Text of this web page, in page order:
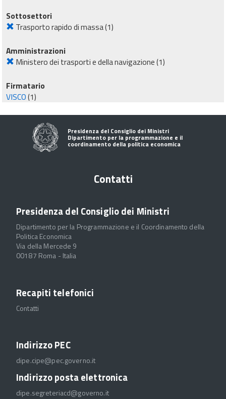
Sottosettori
Trasporto rapido di massa(1)
Amministrazioni
Ministero dei trasporti e della navigazione(1)
Firmatario
VISCO(1)
Presidenza del Consiglio dei Ministri
Dipartimento per la programmazione e il
coordinamento della politica economica
Contatti
Presidenza del Consiglio dei Ministri
Dipartimento per la Programmazione e il Coordinamento della
Politica Economica
Via della Mercede 9
00187 Roma - Italia
Recapiti telefonici
Contatti
Indirizzo PEC
dipe.cipe@pec.governo.it
Indirizzo posta elettronica
dipe.segreteriacd@governo.it